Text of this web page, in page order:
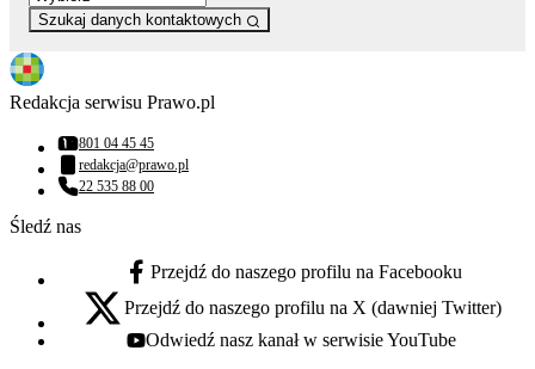
Szukaj danych kontaktowych
Redakcja serwisu Prawo.pl
Numer telefonu:
801 04 45 45
Adres email:
redakcja@prawo.pl
Numer telefonu:
22 535 88 00
Śledź nas
facebook - otwiera się w nowej karcie
Przejdź do naszego profilu na Facebooku
x - otwiera się w nowej karcie
Przejdź do naszego profilu na X (dawniej Twitter)
youtube - otwiera się w nowej karcie
Odwiedź nasz kanał w serwisie YouTube